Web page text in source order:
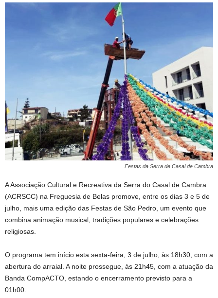
Festas da Serra de Casal de Cambra
A Associação Cultural e Recreativa da Serra do Casal de Cambra
(ACRSCC) na Freguesia de Belas promove, entre os dias 3 e 5 de
julho, mais uma edição das Festas de São Pedro, um evento que
combina animação musical, tradições populares e celebrações
religiosas.
O programa tem início esta sexta-feira, 3 de julho, às 18h30, com a
abertura do arraial. A noite prossegue, às 21h45, com a atuação da
Banda CompACTO, estando o encerramento previsto para a
01h00.